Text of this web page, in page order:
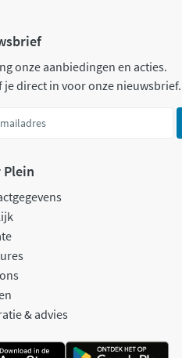
onze aanbiedingen en acties.
je direct in voor onze nieuwsbrief.
Plein
& advies